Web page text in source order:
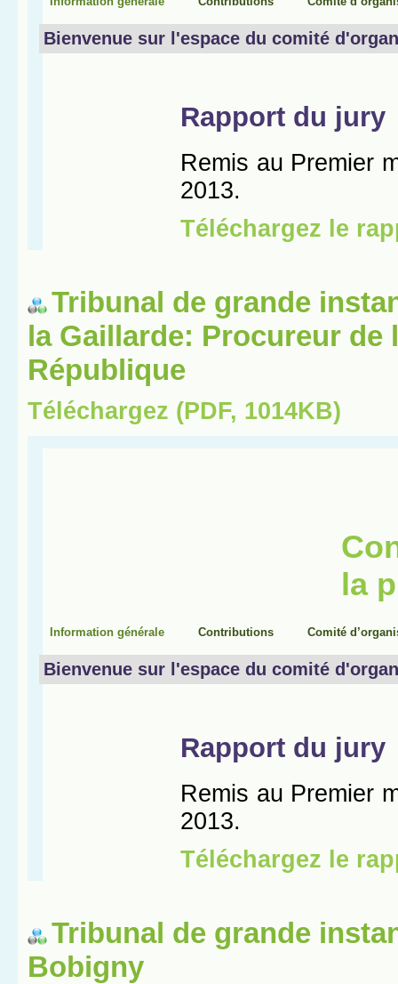
Tribunal de grande
la Gaillarde: Procureur de
République
Téléchargez (PDF, 1014KB)
Tribunal de grande
Bobigny